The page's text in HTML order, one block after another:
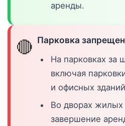
аренды.
🔴 Парковка
На парковках за
включая
и офисных
Во дворах
завершение